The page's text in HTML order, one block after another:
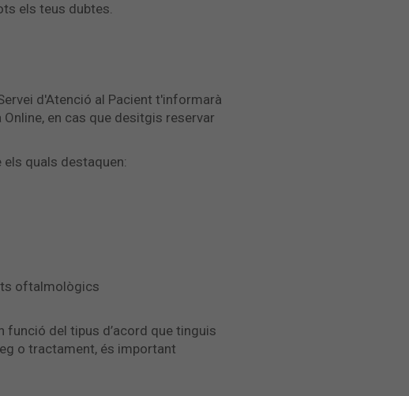
els teus dubtes.
d'Atenció al Pacient t'informarà
en cas que desitgis reservar
els quals destaquen:
oftalmològics
funció del tipus d’acord que tinguis
o tractament, és important